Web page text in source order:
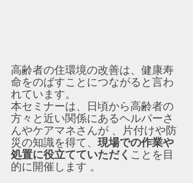
高齢者の住環境の改善は、健康寿
命をのばすことにつながると言わ
れています。
本セミナーは、日頃から高齢者の
方々と近い関係にあるヘルパーさ
んやケアマネさんが 、片付けや防
災の知識を得て、 現場での作業や
処置に役立てていただく ことを目
的に開催します 。